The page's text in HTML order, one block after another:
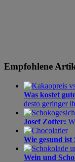
Empfohlene
Was kostet
desto geringer
Josef Zotter:
Wie gesund ist
Wein und